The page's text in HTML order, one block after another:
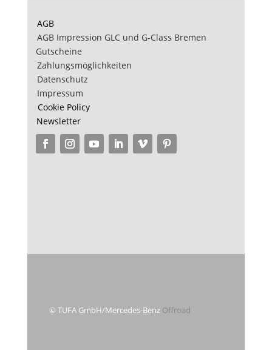
AGB
AGB Impression GLC und G-Class Bremen
Gutscheine
Zahlungsmöglichkeiten
Datenschutz
Impressum
Cookie Policy
Newsletter
© TUFA GmbH/Mercedes-Benz Offroad